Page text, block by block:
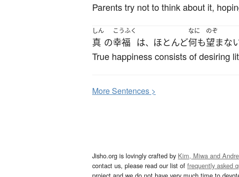
Parents try not to think about it,
しん
真 の
こうふく
幸福 は、 ほとんど
なに
何も
のぞ
望まな
True happiness consists of desiring
MoreSentences >
Jisho.org is lovingly crafted by Kim, Miwa and
contact us, please read our list of frequently asked